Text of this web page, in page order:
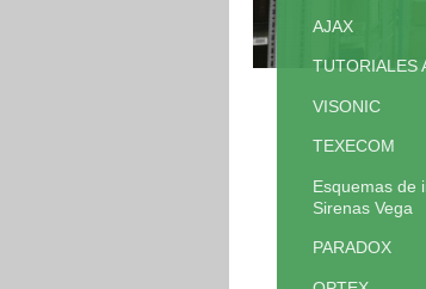
AJAX
TUTORIALES
VISONIC
TEXECOM
Esquemas de
Sirenas Vega
PARADOX